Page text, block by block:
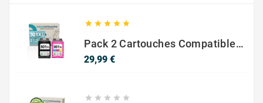
    
Pack 2 Cartouches Compatible Avec HP 301 XL Noir Et Couleur
29,99 €Prix
    